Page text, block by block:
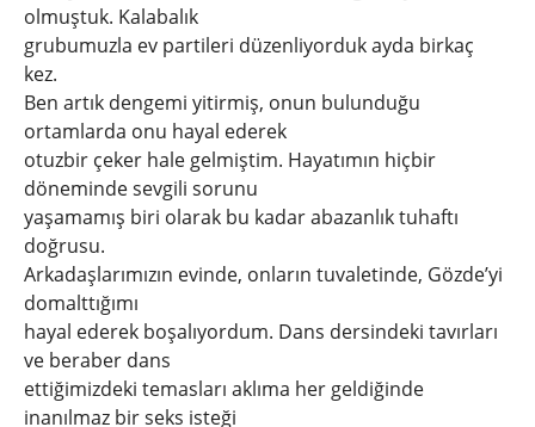
olmuştuk. Kalabalık
grubumuzla ev partileri düzenliyorduk ayda birkaç
kez.
Ben artık dengemi yitirmiş, onun bulunduğu
ortamlarda onu hayal ederek
otuzbir çeker hale gelmiştim. Hayatımın hiçbir
döneminde sevgili sorunu
yaşamamış biri olarak bu kadar abazanlık tuhaftı
doğrusu.
Arkadaşlarımızın evinde, onların tuvaletinde, Gözde’yi
domalttığımı
hayal ederek boşalıyordum. Dans dersindeki tavırları
ve beraber dans
ettiğimizdeki temasları aklıma her geldiğinde
inanılmaz bir seks isteği